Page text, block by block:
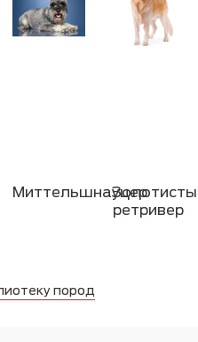
Миттельшнауцер
ретривер
пород